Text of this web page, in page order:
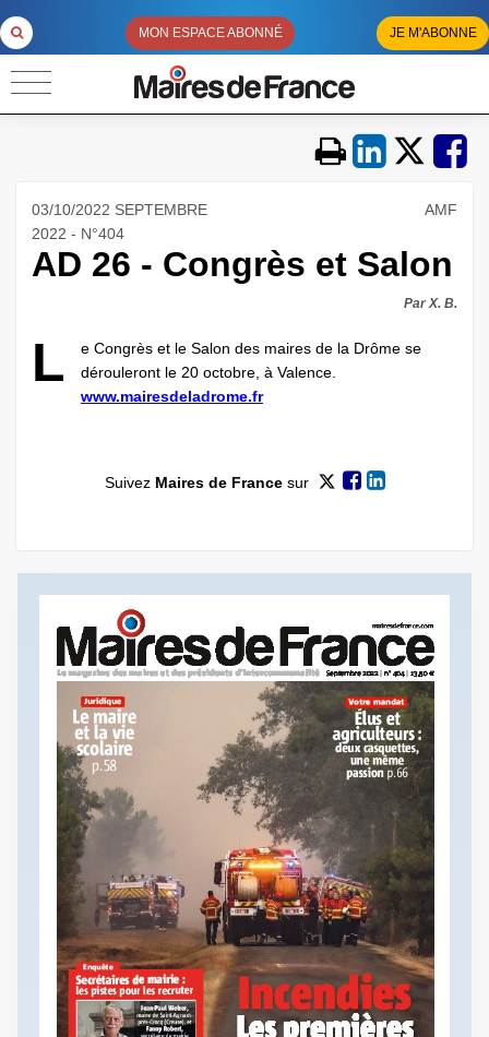
MON ESPACE ABONNÉ JE M'ABONNE
03/10/2022 SEPTEMBRE
2022 - N°404
AMF
AD 26 - Congrès et Salon
Par X. B.
L
e Congrès et le Salon des maires de la Drôme se
dérouleront le 20 octobre, à Valence.
www.mairesdeladrome.fr
Suivez Maires de Francesur